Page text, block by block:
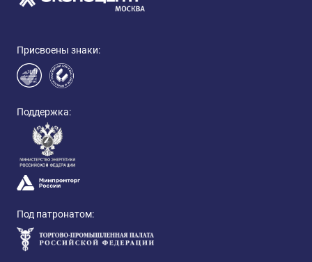
Присвоены знаки:
Поддержка:
Под патронатом: